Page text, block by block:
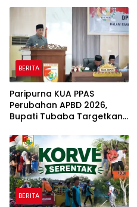
BERITA
Paripurna KUA PPAS
Perubahan APBD 2026,
Bupati Tubaba Targetkan
Rp820,3 Miliar
BERITA